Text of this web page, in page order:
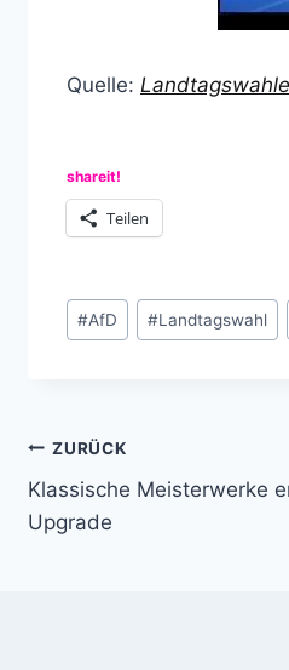
Quelle:
shareit!
Teilen
Schlagworte:
#AfD #Landtagswahl
ZURÜCK
Klassische Meisterwerke
Upgrade